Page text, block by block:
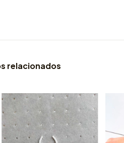
relacionados